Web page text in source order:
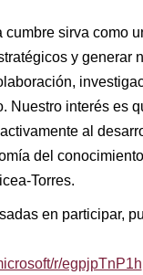
cumbre sirva como
y generar
Nuestro interés es
al
del
Torres.
en participar,
r/egpjpTnP1h